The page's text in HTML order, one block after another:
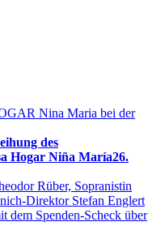
des
Hogar Niña María26.